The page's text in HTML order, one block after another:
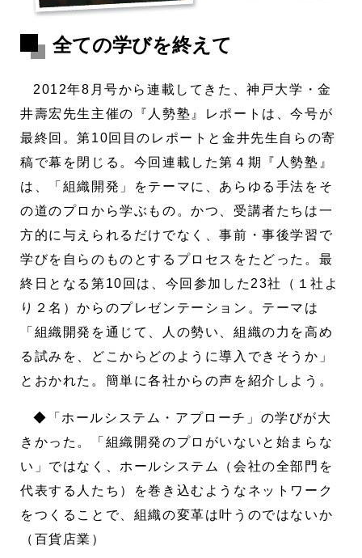
全ての学びを終えて
2012年8月号から連載してきた、神戸大学・金
井壽宏先生主催の『人勢塾』レポートは、今号が
最終回。第10回目のレポートと金井先生自らの寄
稿で幕を閉じる。今回連載した第４期『人勢塾』
は、「組織開発」をテーマに、あらゆる手法をそ
の道のプロから学ぶもの。かつ、受講者たちは一
方的に与えられるだけでなく、事前・事後学習で
学びを自らのものとするプロセスをたどった。最
終日となる第10回は、今回参加した23社（１社よ
り２名）からのプレゼンテーション。テーマは
「組織開発を通じて、人の勢い、組織の力を高め
る試みを、どこからどのように導入できそうか」
とおかれた。簡単に各社からの声を紹介しよう。
◆「ホールシステム・アプローチ」の学びが大
きかった。「組織開発のプロがいないと始まらな
い」ではなく、ホールシステム（会社の全部門を
代表する人たち）を巻き込むようなネットワーク
をつくることで、組織の変革は叶うのではないか
（百貨店業）